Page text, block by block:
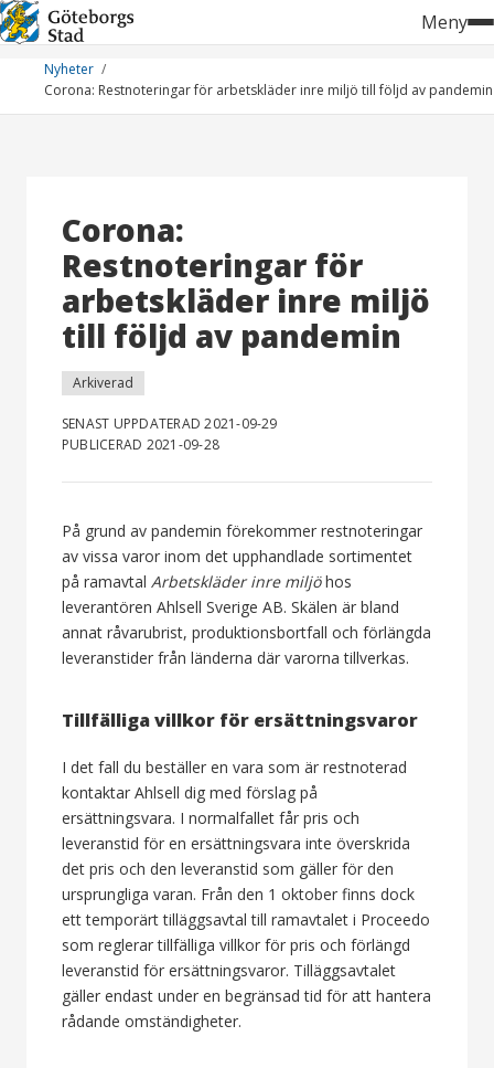
Hoppa
till
innehåll
Meny
Nyheter
Corona: Restnoteringar för arbetskläder inre miljö till följd av pandemin
Corona:
Restnoteringar för
arbetskläder inre miljö
till följd av pandemin
Arkiverad
SENAST UPPDATERAD 2021-09-29
PUBLICERAD 2021-09-28
På grund av pandemin förekommer restnoteringar
av vissa varor inom det upphandlade sortimentet
på ramavtal Arbetskläder inre miljöhos
leverantören Ahlsell Sverige AB. Skälen är bland
annat råvarubrist, produktionsbortfall och förlängda
leveranstider från länderna där varorna tillverkas.
Tillfälliga villkor för ersättningsvaror
I det fall du beställer en vara som är restnoterad
kontaktar Ahlsell dig med förslag på
ersättningsvara. I normalfallet får pris och
leveranstid för en ersättningsvara inte överskrida
det pris och den leveranstid som gäller för den
ursprungliga varan. Från den 1 oktober finns dock
ett temporärt tilläggsavtal till ramavtalet i Proceedo
som reglerar tillfälliga villkor för pris och förlängd
leveranstid för ersättningsvaror. Tilläggsavtalet
gäller endast under en begränsad tid för att hantera
rådande omständigheter.